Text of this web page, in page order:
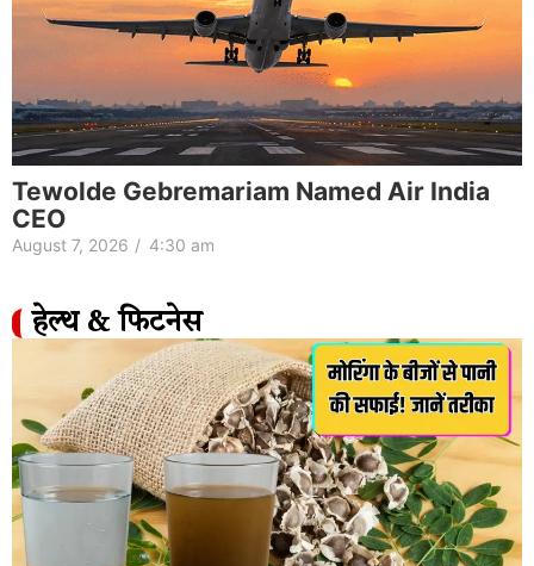
Tewolde Gebremariam Named Air India
CEO
August 7, 2026 / 4:30 am
हेल्थ & फिटनेस